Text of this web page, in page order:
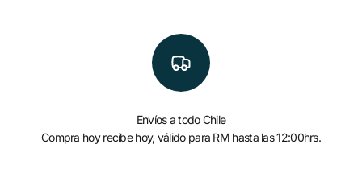
Envíos a todo Chile
Compra hoy recibe hoy, válido para RM hasta las 12:00hrs.